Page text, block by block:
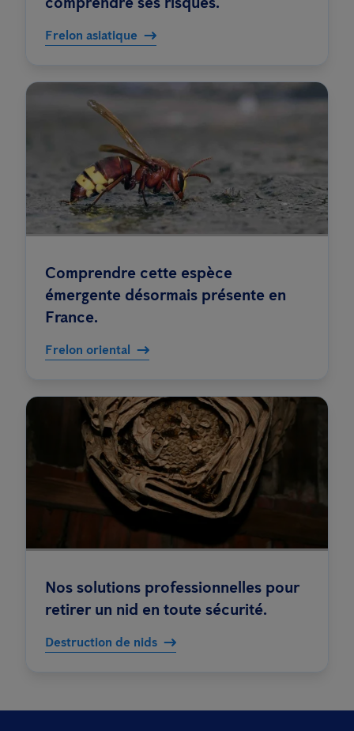
Frelon asiatique
Comprendre cette espèce
émergente désormais présente en
France.
Frelon oriental
Nos solutions professionnelles pour
retirer un nid en toute sécurité.
Destruction de nids